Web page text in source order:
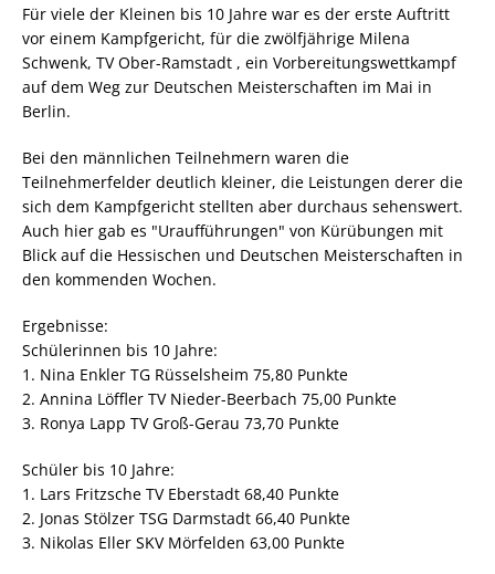
Für viele der Kleinen bis 10 Jahre war es der erste Auftritt
vor einem Kampfgericht, für die zwölfjährige Milena
Schwenk, TV Ober-Ramstadt , ein Vorbereitungswettkampf
auf dem Weg zur Deutschen Meisterschaften im Mai in
Berlin.
Bei den männlichen Teilnehmern waren die
Teilnehmerfelder deutlich kleiner, die Leistungen derer die
sich dem Kampfgericht stellten aber durchaus sehenswert.
Auch hier gab es "Uraufführungen" von Kürübungen mit
Blick auf die Hessischen und Deutschen Meisterschaften in
den kommenden Wochen.
Ergebnisse:
Schülerinnen bis 10 Jahre:
1. Nina Enkler TG Rüsselsheim 75,80 Punkte
2. Annina Löffler TV Nieder-Beerbach 75,00 Punkte
3. Ronya Lapp TV Groß-Gerau 73,70 Punkte
Schüler bis 10 Jahre:
1. Lars Fritzsche TV Eberstadt 68,40 Punkte
2. Jonas Stölzer TSG Darmstadt 66,40 Punkte
3. Nikolas Eller SKV Mörfelden 63,00 Punkte